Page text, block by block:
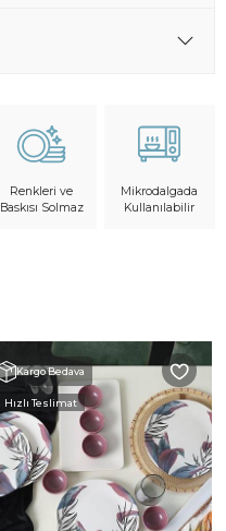
Renkleri ve
Baskısı Solmaz
Mikrodalgada
Kullanılabilir
Kargo Bedava
Hızlı Teslimat